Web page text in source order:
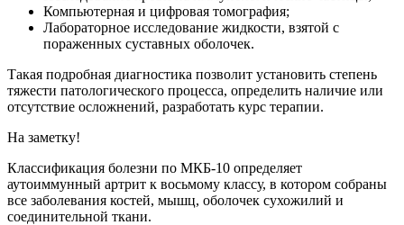
Компьютерная и цифровая томография;
Лабораторное исследование жидкости, взятой с
пораженных суставных оболочек.
Такая подробная диагностика позволит установить степень
тяжести патологического процесса, определить наличие или
отсутствие осложнений, разработать курс терапии.
На заметку!
Классификация болезни по МКБ-10 определяет
аутоиммунный артрит к восьмому классу, в котором собраны
все заболевания костей, мышц, оболочек сухожилий и
соединительной ткани.